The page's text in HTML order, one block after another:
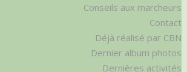
Conseils aux marcheurs
Contact
Déjà réalisé par CBN
Dernier album photos
Dernières activités